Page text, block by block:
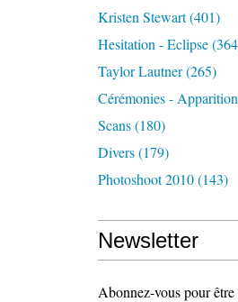
Kristen Stewart(401)
Hesitation - Eclipse
Taylor Lautner(265)
Cérémonies -
Scans(180)
Divers(179)
Photoshoot 2010(143)
Newsletter
Abonnez-vous pour